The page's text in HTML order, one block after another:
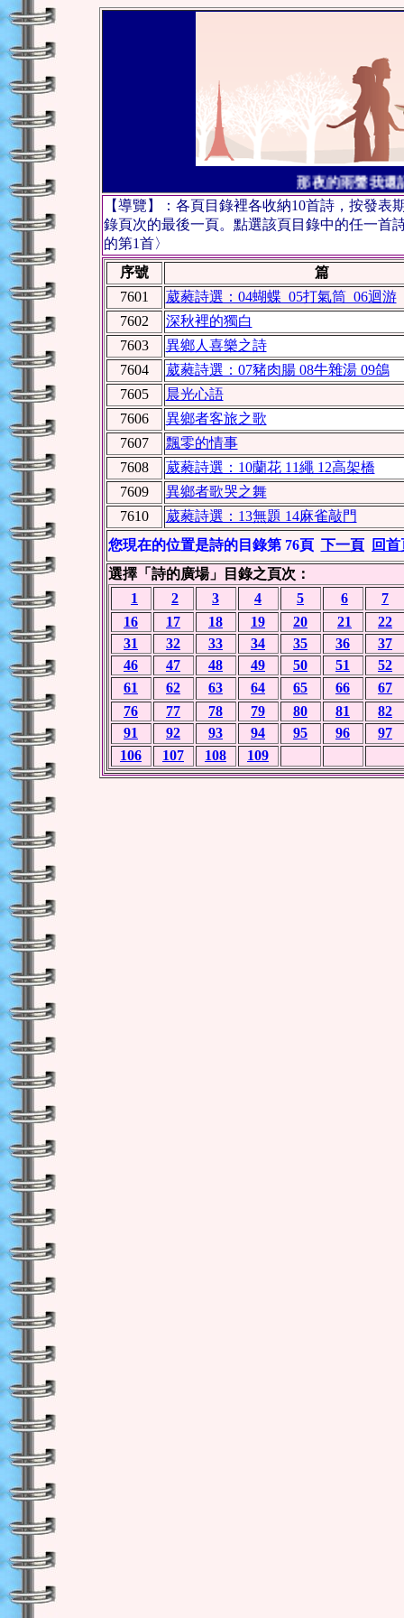
那夜的雨聲我還
【導覽】：各頁目錄裡各收納10首詩，按發
錄頁次的最後一頁。點選該頁目錄中的任一首
的第1首〉
序號
篇
7601
葳蕤詩選：04蝴蝶 05打氣筒 06迴游
7602
深秋裡的獨白
7603
異鄉人喜樂之詩
7604
葳蕤詩選：07豬肉腸 08牛雜湯 09鴿
7605
晨光心語
7606
異鄉者客旅之歌
7607
飄零的情事
7608
葳蕤詩選：10蘭花 11繩 12高架橋
7609
異鄉者歌哭之舞
7610
葳蕤詩選：13無題 14麻雀敲門
您現在的位置是詩的目錄第 76頁 下一頁
回首
選擇「詩的廣場」目錄之頁次：
1
2 3 4 5 6
7
16
17 18 19 20 21
22
31
32 33 34 35 36
37
46
47 48 49 50 51
52
61
62 63 64 65 66
67
76
77 78 79 80 81
82
91
92 93 94 95 96
97
106
107 108 109